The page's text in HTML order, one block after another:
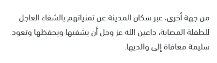
من جهة أخرى، عبر سكان المدينة عن تمنياتهم بالشفاء العاجل
للطفلة المصابة، داعين الله عز وجل أن يشفيها ويحفظها وتعود
سليمة معافاة إلى والديها.